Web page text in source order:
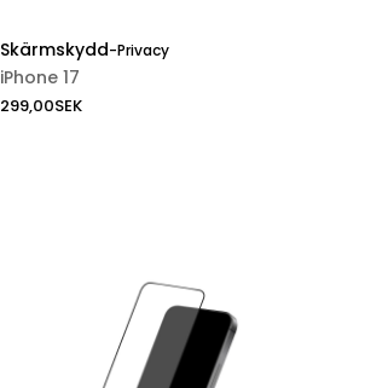
Skärmskydd-Privacy
iPhone 17
299,00SEK